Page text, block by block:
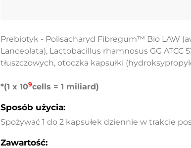
Prebiotyk - Polisacharyd Fibregum™ Bio LAW
Lanceolata), Lactobacillus rhamnosus GG
tłuszczowych, otoczka kapsułki
*(1 x 109cells = 1 miliard)
Sposób użycia:
Spożywać 1 do 2 kapsułek dziennie w trakcie
Zawartość: